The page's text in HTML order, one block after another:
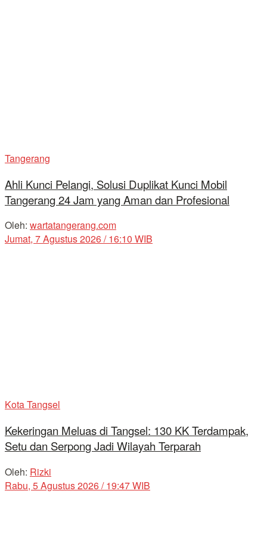
Tangerang
Ahli Kunci Pelangi, Solusi Duplikat Kunci Mobil
Tangerang 24 Jam yang Aman dan Profesional
Oleh: wartatangerang.com
Jumat, 7 Agustus 2026 / 16:10 WIB
Kota Tangsel
Kekeringan Meluas di Tangsel: 130 KK Terdampak,
Setu dan Serpong Jadi Wilayah Terparah
Oleh: Rizki
Rabu, 5 Agustus 2026 / 19:47 WIB